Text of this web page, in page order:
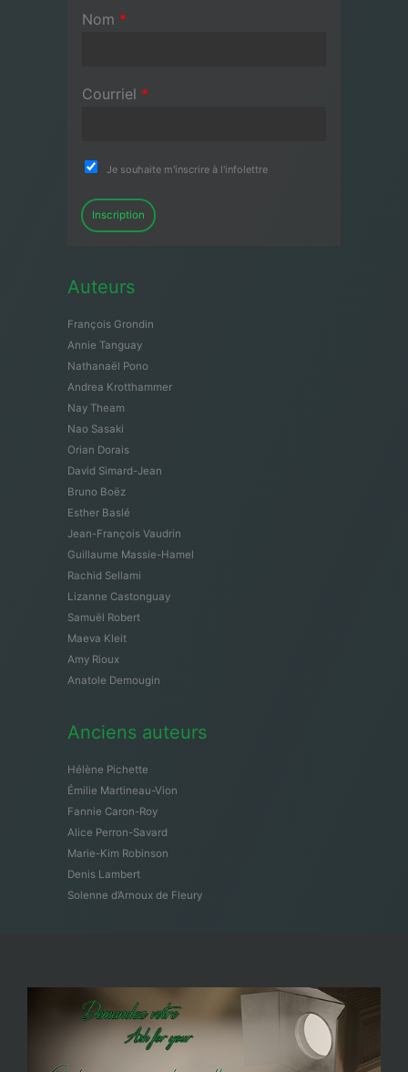
Nom *
Courriel *
Je souhaite m'inscrire à l'infolettre
Inscription
Auteurs
François Grondin
Annie Tanguay
Nathanaël Pono
Andrea Krotthammer
Nay Theam
Nao Sasaki
Orian Dorais
David Simard-Jean
Bruno Boëz
Esther Baslé
Jean-François Vaudrin
Guillaume Massie-Hamel
Rachid Sellami
Lizanne Castonguay
Samuël Robert
Maeva Kleit
Amy Rioux
Anatole Demougin
Anciens auteurs
Hélène Pichette
Émilie Martineau-Vion
Fannie Caron-Roy
Alice Perron-Savard
Marie-Kim Robinson
Denis Lambert
Solenne d’Arnoux de Fleury